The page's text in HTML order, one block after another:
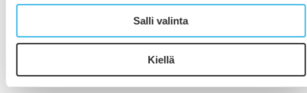
Salli valinta
Kiellä
Äitienpäivälounas Ravintola
Katajanmarjassa 10.5.
14.4.2026